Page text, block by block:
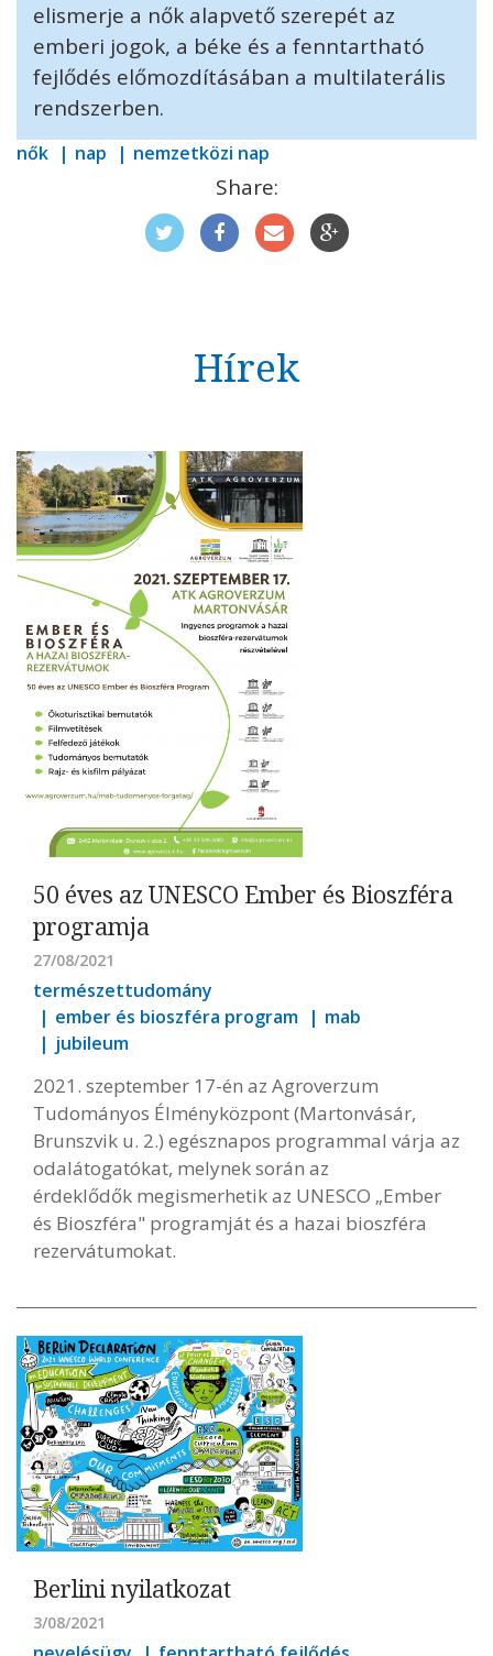
elismerje a nők alapvető szerepét az
emberi jogok, a béke és a fenntartható
fejlődés előmozdításában a multilaterális
rendszerben.
nők nap nemzetközi nap
Share:
Hírek
50 éves az UNESCO Ember és Bioszféra
programja
27/08/2021
természettudomány
ember és bioszféra program
mab
jubileum
2021. szeptember 17-én az Agroverzum
Tudományos Élményközpont (Martonvásár,
Brunszvik u. 2.) egésznapos programmal várja az
odalátogatókat, melynek során az
érdeklődők megismerhetik az UNESCO „Ember
és Bioszféra" programját és a hazai bioszféra
rezervátumokat.
Berlini nyilatkozat
3/08/2021